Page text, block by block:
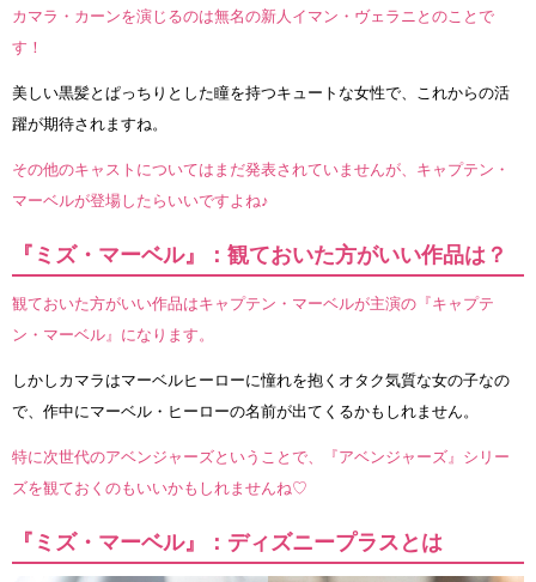
カマラ・カーンを演じるのは無名の新人イマン・ヴェラニとのことで
す！
美しい黒髪とぱっちりとした瞳を持つキュートな女性で、これからの活
躍が期待されますね。
その他のキャストについてはまだ発表されていませんが、キャプテン・
マーベルが登場したらいいですよね♪
『ミズ・マーベル』：観ておいた方がいい作品は？
観ておいた方がいい作品はキャプテン・マーベルが主演の『キャプテ
ン・マーベル』になります。
しかしカマラはマーベルヒーローに憧れを抱くオタク気質な女の子なの
で、作中にマーベル・ヒーローの名前が出てくるかもしれません。
特に次世代のアベンジャーズということで、『アベンジャーズ』シリー
ズを観ておくのもいいかもしれませんね♡
『ミズ・マーベル』：ディズニープラスとは